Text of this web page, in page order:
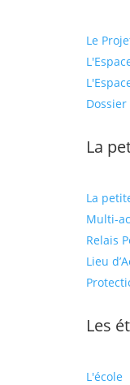
Le
La
La
Multi-
Relais
Lieu
Les
L'école